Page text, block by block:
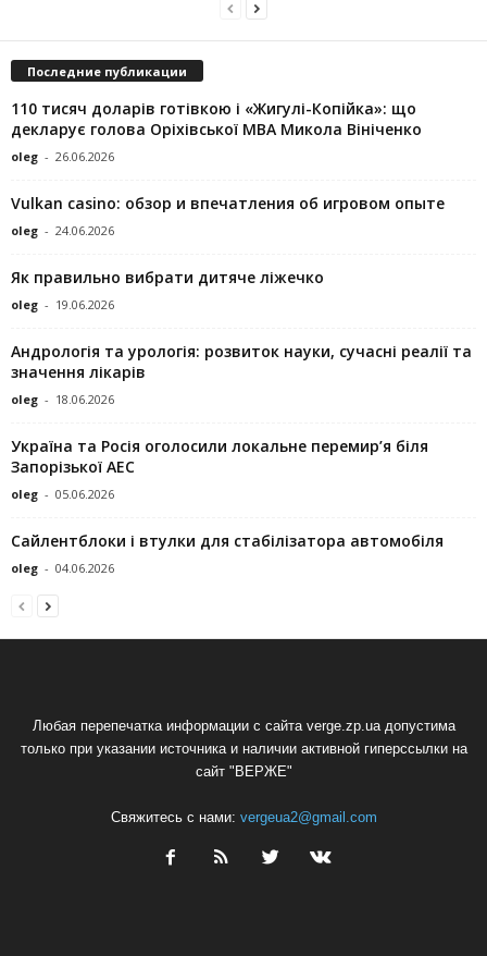
Последние публикации
110 тисяч доларів готівкою і «Жигулі-Копійка»: що
декларує голова Оріхівської МВА Микола Вініченко
oleg - 26.06.2026
Vulkan casino: обзор и впечатления об игровом опыте
oleg - 24.06.2026
Як правильно вибрати дитяче ліжечко
oleg - 19.06.2026
Андрологія та урологія: розвиток науки, сучасні реалії та
значення лікарів
oleg - 18.06.2026
Україна та Росія оголосили локальне перемир’я біля
Запорізької АЕС
oleg - 05.06.2026
Сайлентблоки і втулки для стабілізатора автомобіля
oleg - 04.06.2026
Любая перепечатка информации с сайта verge.zp.ua допустима
только при указании источника и наличии активной гиперссылки на
сайт "ВЕРЖЕ"
Свяжитесь с нами: vergeua2@gmail.com